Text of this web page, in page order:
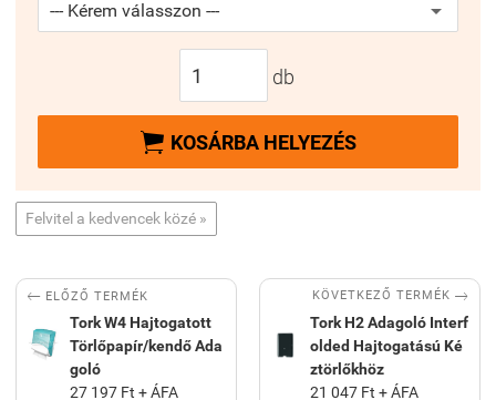
db
 KOSÁRBA HELYEZÉS
Felvitel a kedvencek közé »
 ELŐZŐ TERMÉK
Tork W4 Hajtogatott
Törlőpapír/kendő Ada
goló
27 197 Ft + ÁFA
KÖVETKEZŐ TERMÉK 
Tork H2 Adagoló Interf
olded Hajtogatású Ké
ztörlőkhöz
21 047 Ft + ÁFA